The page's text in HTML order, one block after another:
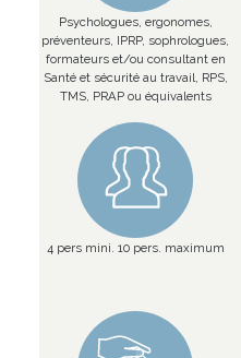
Psychologues, ergonomes,
préventeurs, IPRP, sophrologues,
formateurs et/ou consultant en
Santé et sécurité au travail, RPS,
TMS, PRAP ou équivalents
4 pers mini. 10 pers. maximum